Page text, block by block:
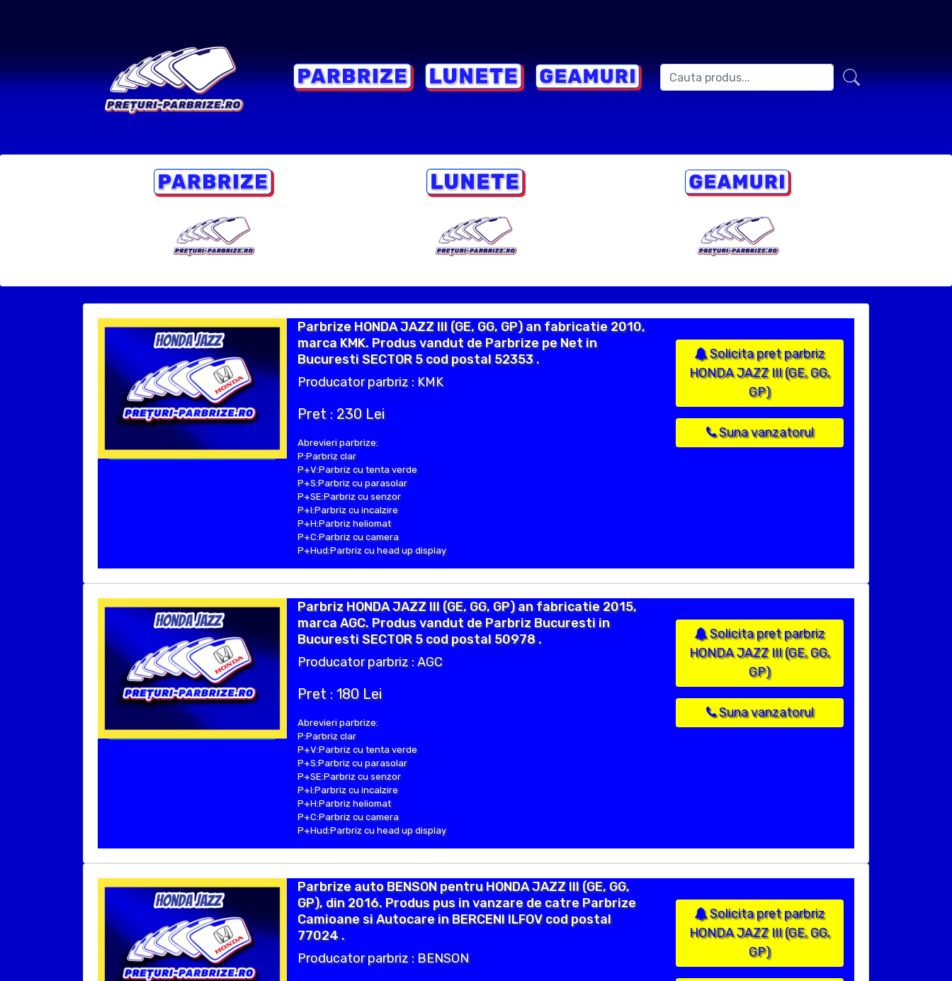
Parbrize HONDA JAZZ III (GE, GG, GP) an fabricatie 2010,
marca KMK. Produs vandut de Parbrize pe Net in
Bucuresti SECTOR 5 cod postal 52353 .
Producator parbriz : KMK
Pret : 230 Lei
Abrevieri parbrize:
P:Parbriz clar
P+V:Parbriz cu tenta verde
P+S:Parbriz cu parasolar
P+SE:Parbriz cu senzor
P+I:Parbriz cu incalzire
P+H:Parbriz heliomat
P+C:Parbriz cu camera
P+Hud:Parbriz cu head up display
Solicita pret parbriz
HONDA JAZZ III (GE, GG,
GP)
Suna vanzatorul
Parbriz HONDA JAZZ III (GE, GG, GP) an fabricatie 2015,
marca AGC. Produs vandut de Parbriz Bucuresti in
Bucuresti SECTOR 5 cod postal 50978 .
Producator parbriz : AGC
Pret : 180 Lei
Abrevieri parbrize:
P:Parbriz clar
P+V:Parbriz cu tenta verde
P+S:Parbriz cu parasolar
P+SE:Parbriz cu senzor
P+I:Parbriz cu incalzire
P+H:Parbriz heliomat
P+C:Parbriz cu camera
P+Hud:Parbriz cu head up display
Solicita pret parbriz
HONDA JAZZ III (GE, GG,
GP)
Suna vanzatorul
Parbrize auto BENSON pentru HONDA JAZZ III (GE, GG,
GP), din 2016. Produs pus in vanzare de catre Parbrize
Camioane si Autocare in BERCENI ILFOV cod postal
77024 .
Producator parbriz : BENSON
Solicita pret parbriz
HONDA JAZZ III (GE, GG,
GP)